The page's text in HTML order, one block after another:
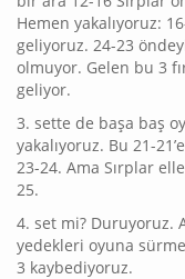
Hemen yakalıyoruz:
geliyoruz. 24-23
olmuyor. Gelen bu 3
geliyor.
3. sette de başa baş
yakalıyoruz. Bu 21-
23-24. Ama Sırplar
25.
4. set mi? Duruyoruz.
yedekleri oyuna
3 kaybediyoruz.